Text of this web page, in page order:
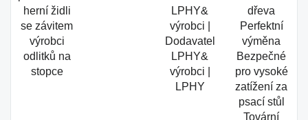
herní židli
se závitem
výrobci
odlitků na
stopce
LPHY&
výrobci |
Dodavatel
LPHY&
výrobci |
LPHY
dřeva
Perfektní
výměna
Bezpečné
pro vysoké
zatížení za
psací stůl
Tovární